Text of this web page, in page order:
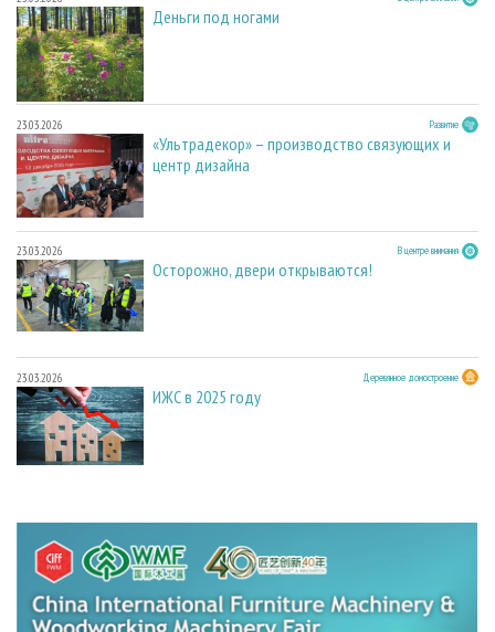
Деньги под ногами
23.03.2026 Развитие
«Ультрадекор» – производство связующих и
центр дизайна
23.03.2026 В центре внимания
Осторожно, двери открываются!
23.03.2026 Деревянное домостроение
ИЖС в 2025 году